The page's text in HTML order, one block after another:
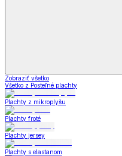
Zobraziť všetko
Všetko z Posteľné plachty
Plachty z mikroplyšu
Plachty froté
Plachty jersey
Plachty s elastanom